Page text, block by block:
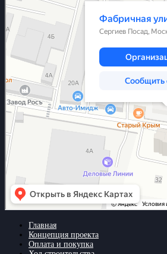
Главная
Концепция проекта
Оплата и покупка